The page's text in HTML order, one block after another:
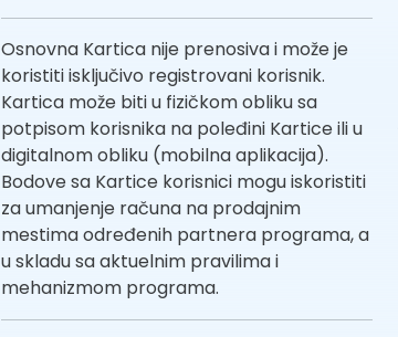
Osnovna Kartica nije prenosiva i može je
koristiti isključivo registrovani korisnik.
Kartica može biti u fizičkom obliku sa
potpisom korisnika na poleđini Kartice ili u
digitalnom obliku (mobilna aplikacija).
Bodove sa Kartice korisnici mogu iskoristiti
za umanjenje računa na prodajnim
mestima određenih partnera programa, a
u skladu sa aktuelnim pravilima i
mehanizmom programa.